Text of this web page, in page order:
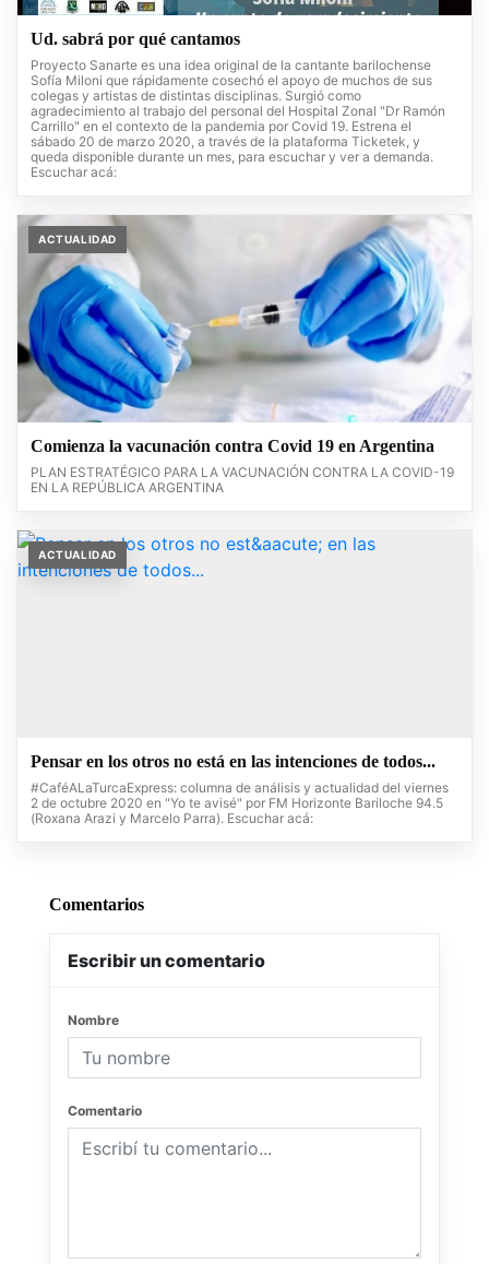
Ud. sabrá por qué cantamos
Proyecto Sanarte es una idea original de la cantante barilochense
Sofía Miloni que rápidamente cosechó el apoyo de muchos de sus
colegas y artistas de distintas disciplinas. Surgió como
agradecimiento al trabajo del personal del Hospital Zonal "Dr Ramón
Carrillo" en el contexto de la pandemia por Covid 19. Estrena el
sábado 20 de marzo 2020, a través de la plataforma Ticketek, y
queda disponible durante un mes, para escuchar y ver a demanda.
Escuchar acá:
ACTUALIDAD
Comienza la vacunación contra Covid 19 en Argentina
PLAN ESTRATÉGICO PARA LA VACUNACIÓN CONTRA LA COVID-19
EN LA REPÚBLICA ARGENTINA
ACTUALIDAD
Pensar en los otros no está en las intenciones de todos...
#CaféALaTurcaExpress: columna de análisis y actualidad del viernes
2 de octubre 2020 en "Yo te avisé" por FM Horizonte Bariloche 94.5
(Roxana Arazi y Marcelo Parra). Escuchar acá:
Comentarios
Escribir un comentario
Nombre
Comentario